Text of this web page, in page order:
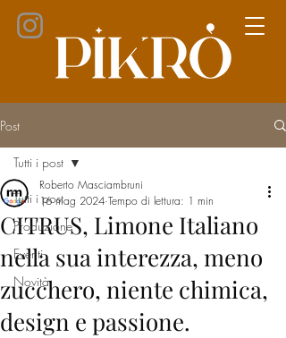
Post
Tutti i post
Produzione
Eventi
Novità
Tutti i post
CITRUS, Limone Italiano
nella sua interezza, meno
zucchero, niente chimica,
design e passione.
Roberto Masciambruni
16 mag 2024 Tempo di lettura: 1 min